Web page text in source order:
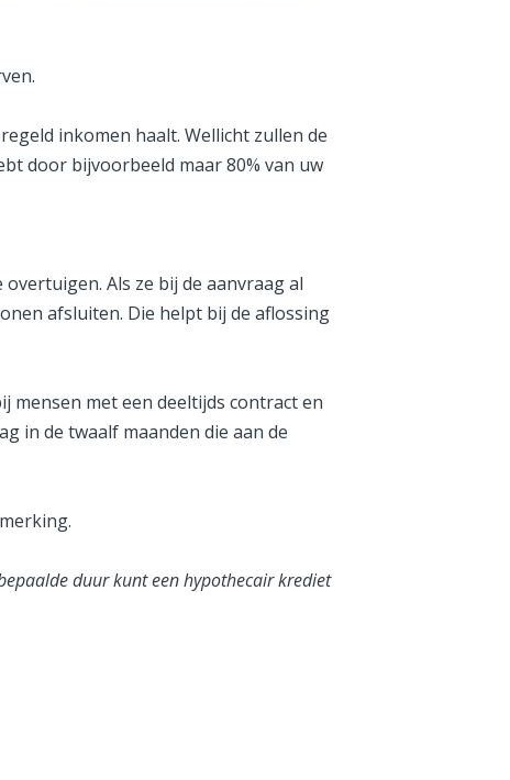
inkomen haalt. Wellicht zullen de
door bijvoorbeeld maar 80% van uw
Als ze bij de aanvraag al
afsluiten. Die helpt bij de aflossing
mensen met een deeltijds contract en
in de twaalf maanden die aan de
duur kunt een hypothecair krediet